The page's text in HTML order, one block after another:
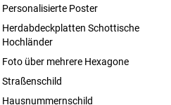
Personalisierte Poster
Herdabdeckplatten Schottische
Hochländer
Foto über mehrere Hexagone
Straßenschild
Hausnummernschild